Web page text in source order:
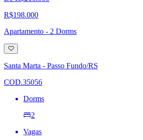
R$198.000
Apartamento - 2 Dorms
Adicionar
à
lista
de
Santa Marta - Passo Fundo/RS
COD.35056
Dorms
2
Vagas